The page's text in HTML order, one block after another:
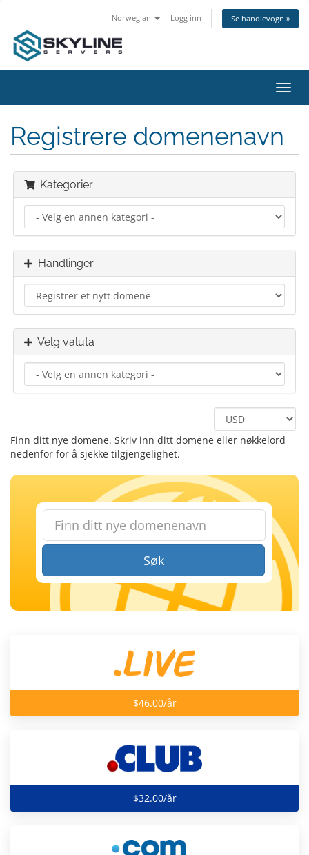
Norwegian Logg inn Se handlevogn »
Bytt
Registrere domenenavn
Kategorier
Handlinger
Velg valuta
Finn ditt nye domene. Skriv inn ditt domene eller nøkkelord
nedenfor for å sjekke tilgjengelighet.
Søk
$46.00/år
$32.00/år